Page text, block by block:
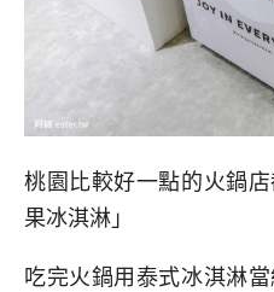
桃園比較好一點的火鍋
果冰淇淋」
吃完火鍋用泰式冰淇淋